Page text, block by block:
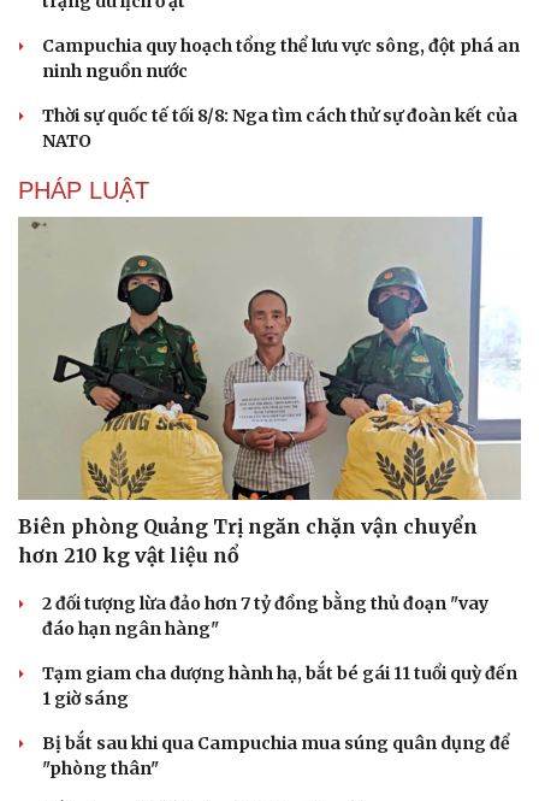
Săn Tour
check-in
Podcast
Câu chuyện thời sự
Đọc truyện đêm khuya
Cửa sổ tình yêu
Campuchia quy hoạch tổng thể lưu vực sông, đột phá an
ninh nguồn nước
Thời sự quốc tế tối 8/8: Nga tìm cách thử sự đoàn kết của
NATO
PHÁP LUẬT
Biên phòng Quảng Trị ngăn chặn vận chuyển
hơn 210 kg vật liệu nổ
2 đối tượng lừa đảo hơn 7 tỷ đồng bằng thủ đoạn "vay
đáo hạn ngân hàng"
Tạm giam cha dượng hành hạ, bắt bé gái 11 tuổi quỳ đến
1 giờ sáng
Bị bắt sau khi qua Campuchia mua súng quân dụng để
"phòng thân"